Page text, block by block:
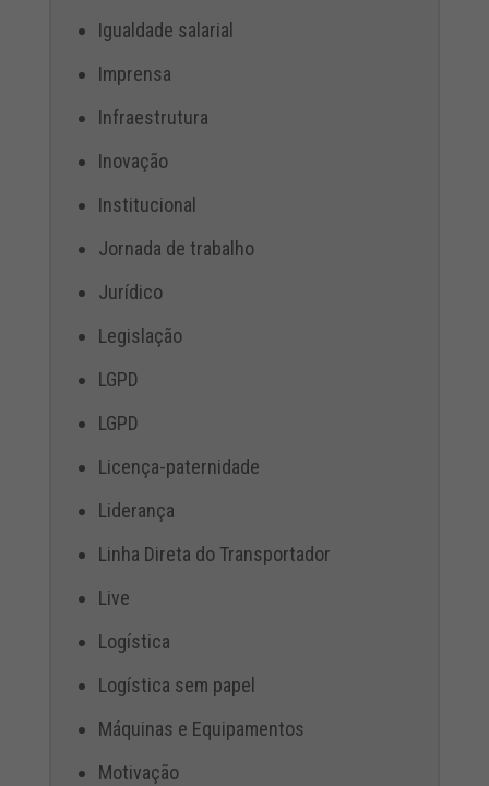
Igualdade salarial
Imprensa
Infraestrutura
Inovação
Institucional
Jornada de trabalho
Jurídico
Legislação
LGPD
LGPD
Licença-paternidade
Liderança
Linha Direta do Transportador
Live
Logística
Logística sem papel
Máquinas e Equipamentos
Motivação